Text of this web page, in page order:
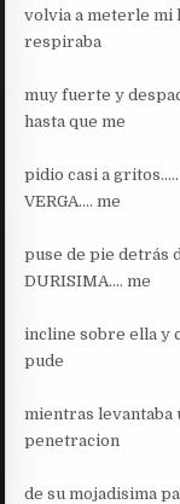
volvia a meterle mi
respiraba
muy fuerte y
hasta que me
pidio casi a gritos…..
VERGA…. me
puse de pie detrás
DURISIMA…. me
incline sobre ella y
pude
mientras levantaba
penetracion
de su mojadisima